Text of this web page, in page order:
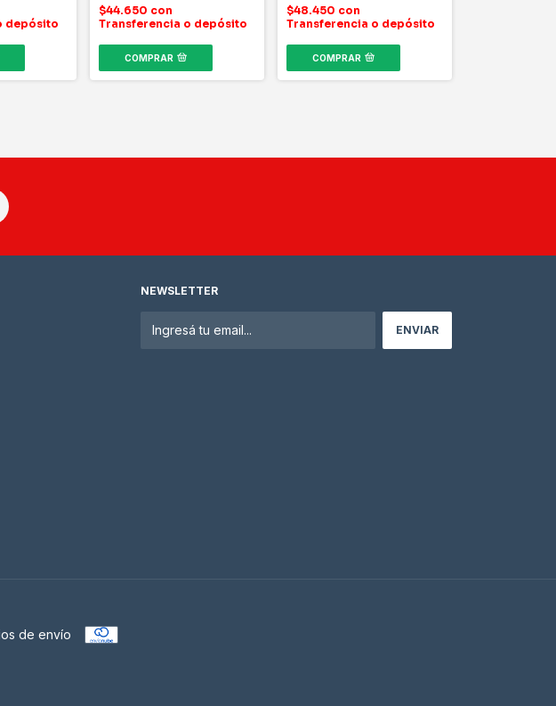
depósito
$44.650 con
Transferencia o depósito
COMPRAR
$48.450 con
Transferencia o depósito
COMPRAR
NEWSLETTER
de envío